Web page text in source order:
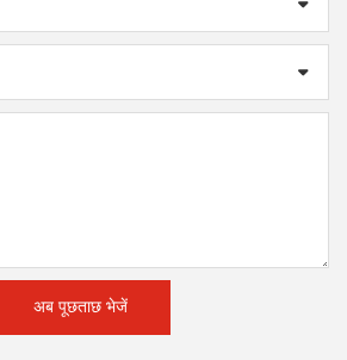
अब पूछताछ भेजें